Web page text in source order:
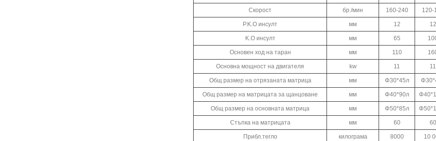
Скорост бр./мин 160-240 120-
P.K.O инсулт мм 12 12
K.O инсулт мм 65
Основен ход на таран мм 110
Основна мощност на двигателя kw 11 11
Общ размер на отрязаната матрица мм Φ30*45л
Общ размер на матрицата за щанцоване мм Φ40*90л
Общ размер на основната матрица мм Φ50*85л
Стъпка на матрицата мм 60 60
Прибл.тегло килограма 8000 10